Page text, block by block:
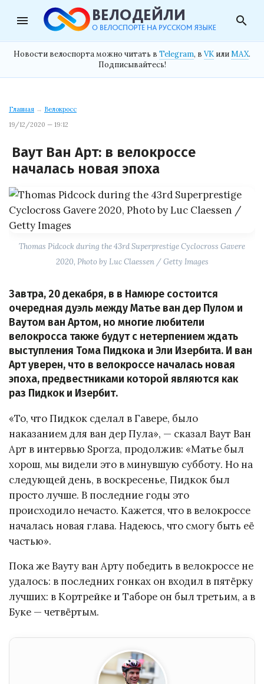
menu search
Новости велоспорта можно читать в Telegram, в VK илиMAX.
Подписывайтесь!
Главная → Велокросс
19/12/2020 — 19:12
Ваут Ван Арт: в велокроссе
началась новая эпоха
Thomas Pidcock during the 43rd Superprestige Cyclocross Gavere
2020, Photo by Luc Claessen / Getty Images
Завтра, 20 декабря, в в Намюре состоится
очередная дуэль между Матье ван дер Пулом и
Ваутом ван Артом, но многие любители
велокросса также будут с нетерпением ждать
выступления Тома Пидкока и Эли Изербита. И ван
Арт уверен, что в велокроссе началась новая
эпоха, предвестниками которой являются как
раз Пидкок и Изербит.
«То, что Пидкок сделал в Гавере, было
наказанием для ван дер Пула», — сказал Ваут Ван
Арт в интервью Sporza, продолжив: «Матье был
хорош, мы видели это в минувшую субботу. Но на
следующей день, в воскресенье, Пидкок был
просто лучше. В последние годы это
происходило нечасто. Кажется, что в велокроссе
началась новая глава. Надеюсь, что смогу быть её
частью».
Пока же Вауту ван Арту победить в велокроссе не
удалось: в последних гонках он входил в пятёрку
лучших: в Кортрейке и Таборе он был третьим, а в
Буке — четвёртым.